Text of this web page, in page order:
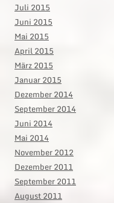
Juli 2015
Juni 2015
Mai 2015
April 2015
März 2015
Januar 2015
Dezember 2014
September 2014
Juni 2014
Mai 2014
November 2012
Dezember 2011
September 2011
August 2011